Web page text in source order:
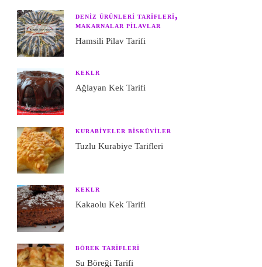
DENIZ ÜRÜNLERI TARIFLERI
MAKARNALAR PILAVLAR
Hamsili Pilav Tarifi
KEKLR
Ağlayan Kek Tarifi
KURABIYELER BISKÜVILER
Tuzlu Kurabiye Tarifleri
KEKLR
Kakaolu Kek Tarifi
BÖREK TARIFLERI
Su Böreği Tarifi